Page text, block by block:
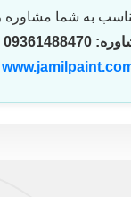
به شما مشاوره
09361488470